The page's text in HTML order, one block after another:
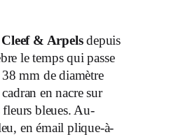
& Arpelsdepuis
le temps qui passe
mm de diamètre
en nacre sur
fleurs bleues. Au-
en émail plique-à-